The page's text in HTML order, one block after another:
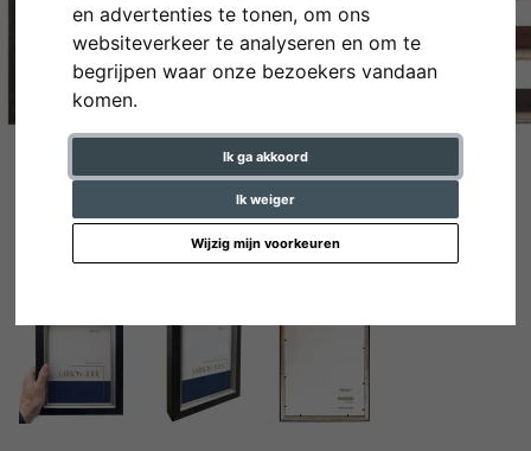
en advertenties te tonen, om ons
websiteverkeer te analyseren en om te
begrijpen waar onze bezoekers vandaan
komen.
Ik ga akkoord
Ik weiger
Wijzig mijn voorkeuren